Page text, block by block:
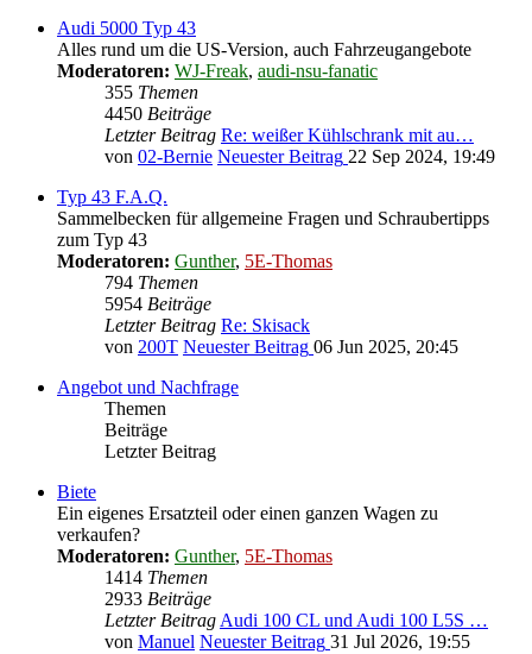
Audi 5000 Typ 43
Alles rund um die US-Version, auch Fahrzeugangebote
Moderatoren: WJ-Freak, audi-nsu-fanatic
355 Themen
4450 Beiträge
Letzter Beitrag Re: weißer Kühlschrank mit au…
von 02-Bernie Neuester Beitrag 22 Sep 2024, 19:49
Typ 43 F.A.Q.
Sammelbecken für allgemeine Fragen und Schraubertipps
zum Typ 43
Moderatoren: Gunther, 5E-Thomas
794 Themen
5954 Beiträge
Letzter Beitrag Re: Skisack
von 200T Neuester Beitrag 06 Jun 2025, 20:45
Angebot und Nachfrage
Themen
Beiträge
Letzter Beitrag
Biete
Ein eigenes Ersatzteil oder einen ganzen Wagen zu
verkaufen?
Moderatoren: Gunther, 5E-Thomas
1414 Themen
2933 Beiträge
Letzter BeitragAudi 100 CL und Audi 100 L5S …
von Manuel Neuester Beitrag 31 Jul 2026, 19:55